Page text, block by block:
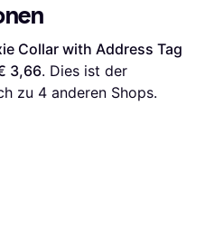
Collar with Address Tag
3,66. Dies ist der
zu 4 anderen Shops.